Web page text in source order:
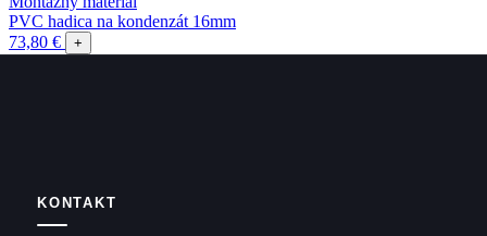
PVC hadica na kondenzát 16mm
73,80 €
+
KONTAKT